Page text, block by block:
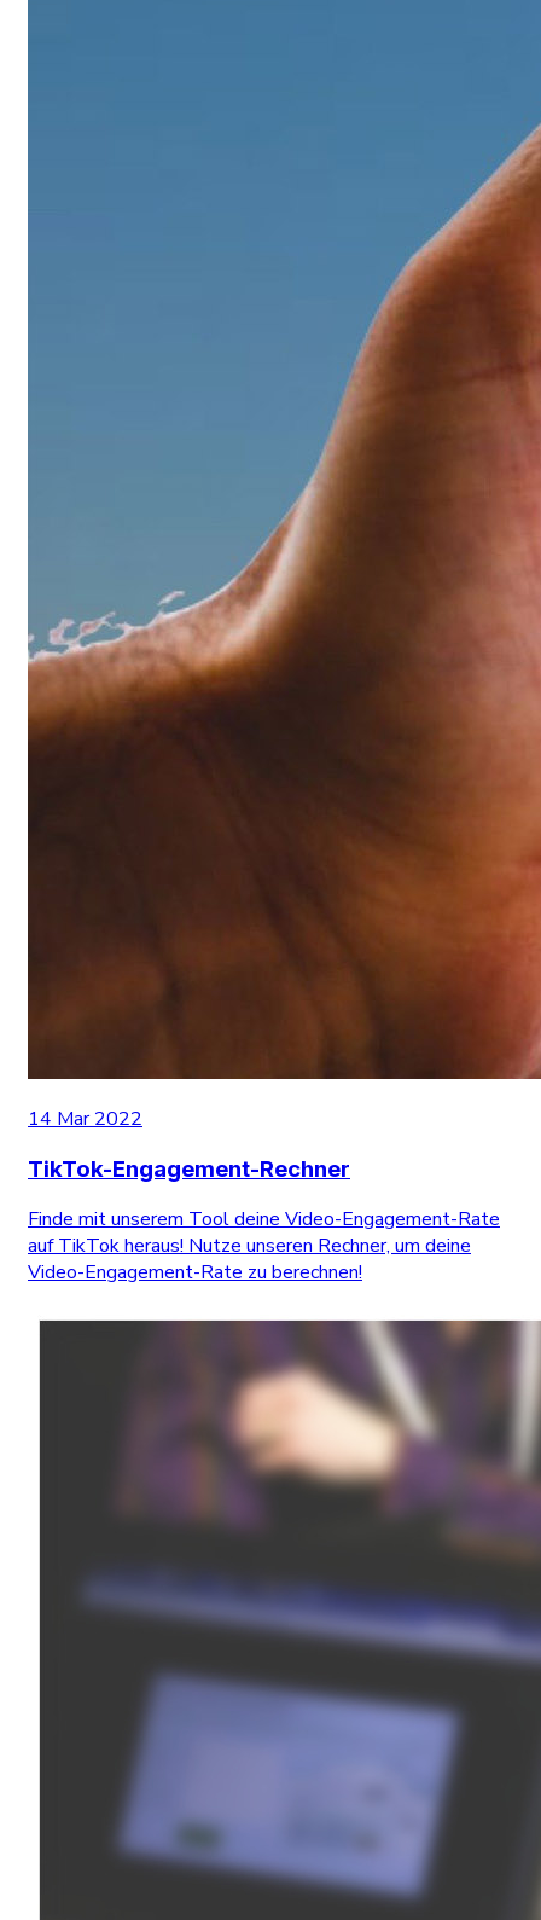
14 Mar 2022
TikTok-Engagement-Rechner
Finde mit unserem Tool deine Video-Engagement-Rate
auf TikTok heraus! Nutze unseren Rechner, um deine
Video-Engagement-Rate zu berechnen!